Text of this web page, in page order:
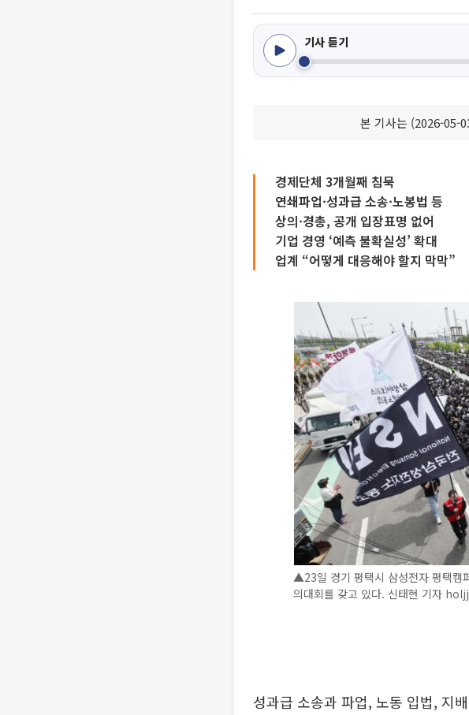
기사 듣기
본 기사는 (2026-05-
경제단체 3개월째 침묵
연쇄파업·성과급 소송·노봉법 등
상의·경총, 공개 입장표명 없어
기업 경영 ‘예측 불확실성’ 확대
업계 “어떻게 대응해야 할지 막막”
▲23일 경기 평택시 삼성전자 평택캠
의대회를 갖고 있다. 신태현 기자
성과급 소송과 파업, 노동 입법, 지